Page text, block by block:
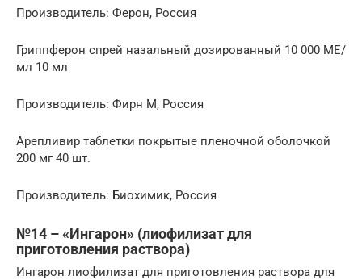
Производитель: Ферон, Россия
Гриппферон спрей назальный дозированный 10 000 МЕ/
мл 10 мл
Производитель: Фирн М, Россия
Арепливир таблетки покрытые пленочной оболочкой
200 мг 40 шт.
Производитель: Биохимик, Россия
№14 – «Ингарон» (лиофилизат для
приготовления раствора)
Ингарон лиофилизат для приготовления раствора для